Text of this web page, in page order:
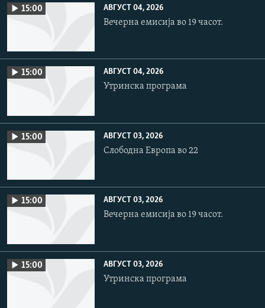
15:00 АВГУСТ 04, 2026
Вечерна емисија во 19 часот.
15:00 АВГУСТ 04, 2026
Утринска програма
15:00 АВГУСТ 03, 2026
Слободна Европа во 22
15:00 АВГУСТ 03, 2026
Вечерна емисија во 19 часот.
15:00 АВГУСТ 03, 2026
Утринска програма